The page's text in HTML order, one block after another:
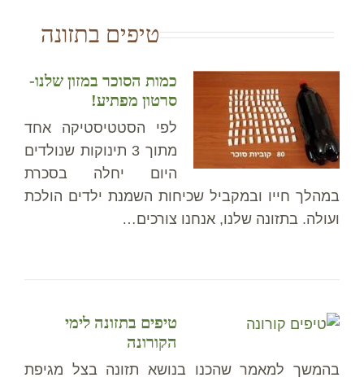
טיפים בתזונה
כמות הסוכר במזון שלנו-
סרטון מפתיע!
לפי הסטטיסטיקה אחד
מתוך 3 תינוקות שנולדים
היום יחלה בסכרת
במהלך חייו ובמקביל שכיחות השמנת ילדים הולכת
ועולה. בתזונה שלנו, אנחנו צורכים…
טיפים בתזונה לימי
הקורונה
בהמשך למאמר שהכנו בנושא תזונה בצל מגיפת